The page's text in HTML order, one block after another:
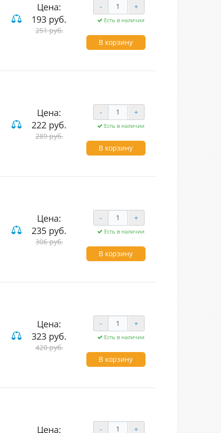
Цена:
193 руб.
251 руб.
- +
Есть в наличии
В корзину
Цена:
222 руб.
289 руб.
- +
Есть в наличии
В корзину
Цена:
235 руб.
306 руб.
- +
Есть в наличии
В корзину
Цена:
323 руб.
420 руб.
- +
Есть в наличии
В корзину
Цена: - +